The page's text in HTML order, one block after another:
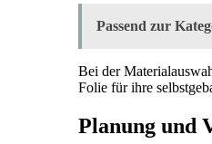
Passend zur
Bei der
Folie für ihre
Planung und